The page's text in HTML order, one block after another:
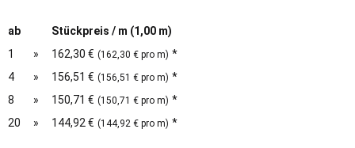
ab
Stückpreis / m (1,00 m)
1
» 162,30 € (162,30 € pro m) *
4
» 156,51 € (156,51 € pro m) *
8
» 150,71 € (150,71 € pro m) *
20
» 144,92 € (144,92 € pro m) *